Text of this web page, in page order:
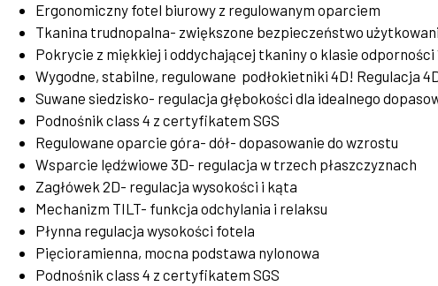
Ergonomiczny fotel biurowy z regulowanym oparciem
Tkanina trudnopalna- zwiększone bezpieczeństwo
Pokrycie z miękkiej i oddychającej tkaniny o klasie odporności
Wygodne, stabilne, regulowane podłokietniki 4D! Regulacja
Suwane siedzisko- regulacja głębokości dla idealnego
Podnośnik class 4 z certyfikatem SGS
Regulowane oparcie góra- dół- dopasowanie do wzrostu
Wsparcie lędźwiowe 3D- regulacja w trzech płaszczyznach
Zagłówek 2D- regulacja wysokości i kąta
Mechanizm TILT- funkcja odchylania i relaksu
Płynna regulacja wysokości fotela
Pięcioramienna, mocna podstawa nylonowa
Podnośnik class 4 z certyfikatem SGS